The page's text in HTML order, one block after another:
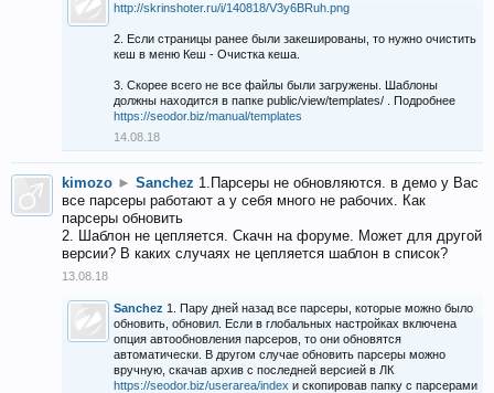
http://skrinshoter.ru/i/140818/V3y6BRuh.png
2. Если страницы ранее были закешированы, то нужно очистить
кеш в меню Кеш - Очистка кеша.
3. Скорее всего не все файлы были загружены. Шаблоны
должны находится в папке public/view/templates/ . Подробнее
https://seodor.biz/manual/templates
14.08.18
kimozo ► Sanchez 1.Парсеры не обновляются. в демо у Вас
все парсеры работают а у себя много не рабочих. Как
парсеры обновить
2. Шаблон не цепляется. Скачн на форуме. Может для другой
версии? В каких случаях не цепляется шаблон в список?
13.08.18
Sanchez 1. Пару дней назад все парсеры, которые можно было
обновить, обновил. Если в глобальных настройках включена
опция автообновления парсеров, то они обновятся
автоматически. В другом случае обновить парсеры можно
вручную, скачав архив с последней версией в ЛК
https://seodor.biz/userarea/index и скопировав папку с парсерами